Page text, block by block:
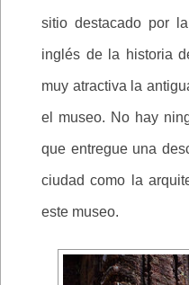
sitio destacado por
inglés de la historia
muy atractiva la
el museo. No hay
que entregue una
ciudad como la
este museo.